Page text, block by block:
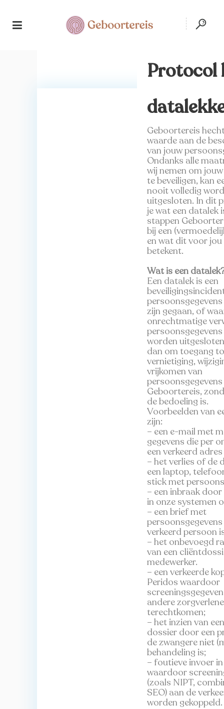
Protocol
Geboortereis
waarde aan de
van jouw
Ondanks alle
wij nemen om
te beveiligen, kan
nooit volledig
uitgesloten. In dit
je wat een datalek
stappen
bij een
en wat dit voor
betekent.
Wat is een
Een datalek is een
zijn gegaan, of
onrechtmatige
worden
dan om toegang
vernietiging,
vrijkomen van
Geboortereis,
de bedoeling is.
Voorbeelden van
zijn:
– een e-mail met
gegevens die per
een verkeerd
– het verlies of de
een laptop,
stick met
– een inbraak door
in onze systemen
– een brief met
persoonsgegevens
verkeerd persoon
– het onbevoegd
van een
medewerker.
– een verkeerde
Peridos waardoor
andere
terechtkomen;
– het inzien van
dossier door een
de zwangere niet
behandeling is;
– foutieve invoer
waardoor
(zoals NIPT,
SEO) aan de
worden gekoppeld.